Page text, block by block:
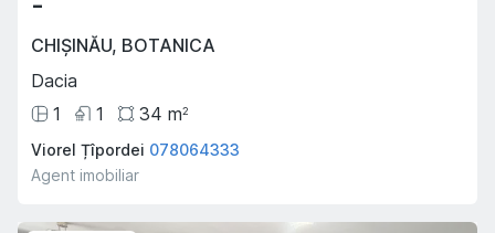
CHIȘINĂU, BOTANICA
Dacia
1
1 34 m2
Viorel Țîpordei 078064333
Agent imobiliar